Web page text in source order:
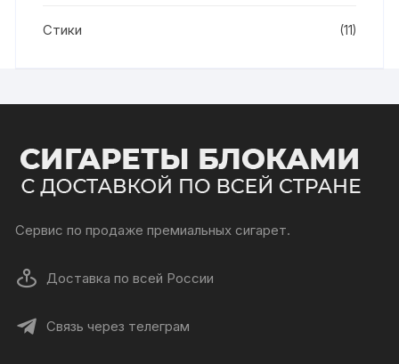
Стики (11)
Сервис по продаже премиальных сигарет.
Доставка по всей России
Связь через телеграм